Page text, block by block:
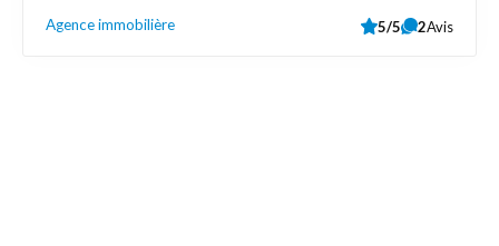
Agence immobilière 5/5 2Avis